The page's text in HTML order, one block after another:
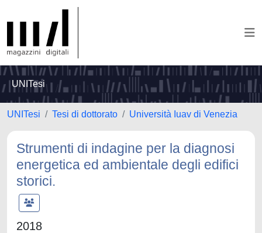
UNITesi
UNITesi Tesi di dottorato Università Iuav di Venezia
Strumenti di indagine per la diagnosi
energetica ed ambientale degli edifici
storici.
2018